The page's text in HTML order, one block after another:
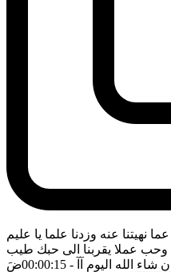
نهيتنا عنه وزدنا علما يا عليم
وحب عملا يقربنا الى حبك طيب
ان شاء الله اليوم آآ - 00:00:15 ضَ